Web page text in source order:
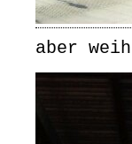
aber